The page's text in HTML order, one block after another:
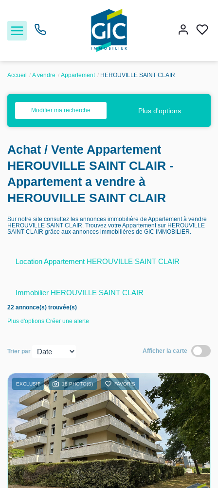
Acheter
Louer
Estimer
Nos services
Nous contacter
Nous rejoindre
Accueil A vendre Appartement HEROUVILLE SAINT CLAIR
Modifier ma recherche Plus d'options
Achat / Vente Appartement
HEROUVILLE SAINT CLAIR -
Appartement a vendre à
HEROUVILLE SAINT CLAIR
Sur notre site consultez les annonces immobilière de Appartement à vendre
HEROUVILLE SAINT CLAIR. Trouvez votre Appartement sur HEROUVILLE
SAINT CLAIR grâce aux annonces immobilières de GIC IMMOBILIER.
Location Appartement HEROUVILLE SAINT CLAIR
Immobilier HEROUVILLE SAINT CLAIR
22 annonce(s) trouvée(s)
Plus d'options Créer une alerte
Trier par Afficher la carte
EXCLUSIF 18 PHOTO(S) FAVORIS